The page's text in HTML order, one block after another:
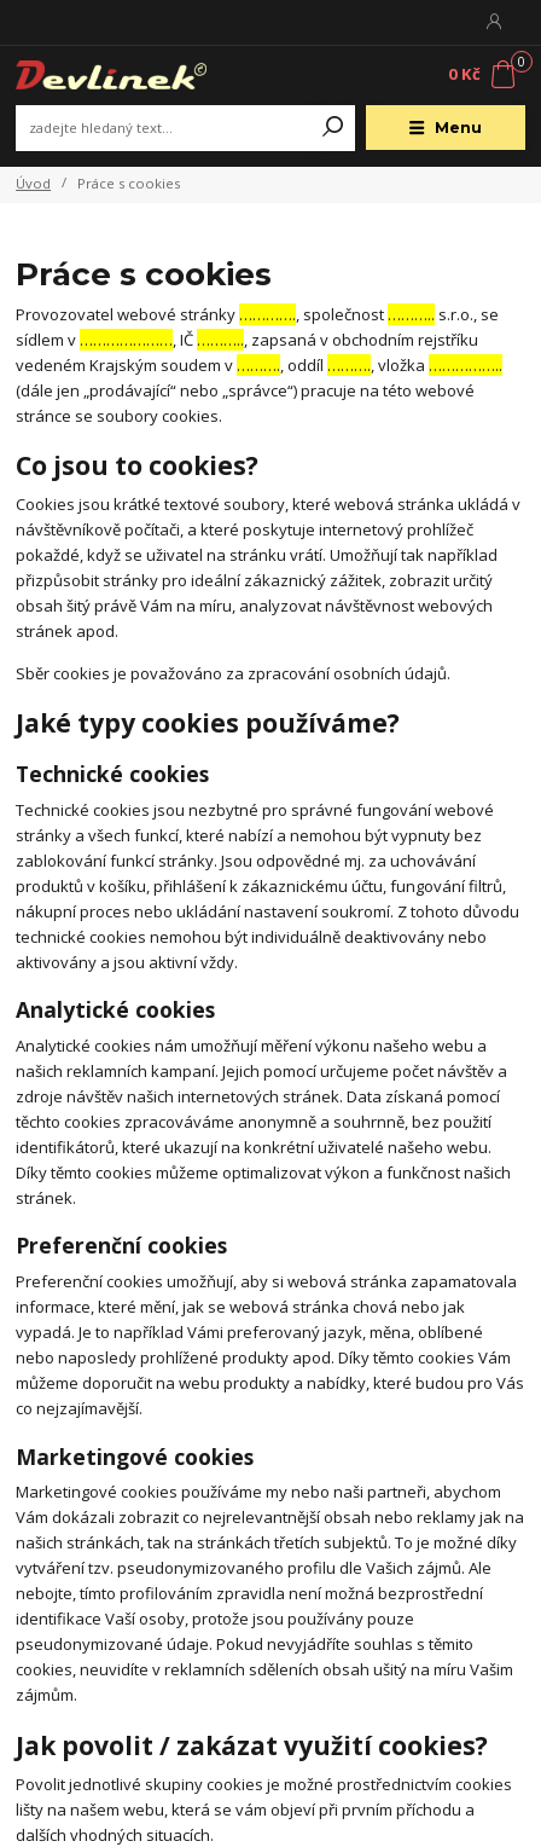
Menu
0
0 Kč
Úvod Práce s cookies
Práce s cookies
Provozovatel webové stránky …………. , společnost ……….. s.r.o., se
sídlem v ………………… , IČ ……….. , zapsaná v obchodním rejstříku
vedeném Krajským soudem v ………. , oddíl ………. , vložka ……………..
(dále jen „prodávající“ nebo „správce“) pracuje na této webové
stránce se soubory cookies.
Co jsou to cookies?
Cookies jsou krátké textové soubory, které webová stránka ukládá v
návštěvníkově počítači, a které poskytuje internetový prohlížeč
pokaždé, když se uživatel na stránku vrátí. Umožňují tak například
přizpůsobit stránky pro ideální zákaznický zážitek, zobrazit určitý
obsah šitý právě Vám na míru, analyzovat návštěvnost webových
stránek apod.
Sběr cookies je považováno za zpracování osobních údajů.
Jaké typy cookies používáme?
Technické cookies
Technické cookies jsou nezbytné pro správné fungování webové
stránky a všech funkcí, které nabízí a nemohou být vypnuty bez
zablokování funkcí stránky. Jsou odpovědné mj. za uchovávání
produktů v košíku, přihlášení k zákaznickému účtu, fungování filtrů,
nákupní proces nebo ukládání nastavení soukromí. Z tohoto důvodu
technické cookies nemohou být individuálně deaktivovány nebo
aktivovány a jsou aktivní vždy.
Analytické cookies
Analytické cookies nám umožňují měření výkonu našeho webu a
našich reklamních kampaní. Jejich pomocí určujeme počet návštěv a
zdroje návštěv našich internetových stránek. Data získaná pomocí
těchto cookies zpracováváme anonymně a souhrnně, bez použití
identifikátorů, které ukazují na konkrétní uživatelé našeho webu.
Díky těmto cookies můžeme optimalizovat výkon a funkčnost našich
stránek.
Preferenční cookies
Preferenční cookies umožňují, aby si webová stránka zapamatovala
informace, které mění, jak se webová stránka chová nebo jak
vypadá. Je to například Vámi preferovaný jazyk, měna, oblíbené
nebo naposledy prohlížené produkty apod. Díky těmto cookies Vám
můžeme doporučit na webu produkty a nabídky, které budou pro Vás
co nejzajímavější.
Marketingové cookies
Marketingové cookies používáme my nebo naši partneři, abychom
Vám dokázali zobrazit co nejrelevantnější obsah nebo reklamy jak na
našich stránkách, tak na stránkách třetích subjektů. To je možné díky
vytváření tzv. pseudonymizovaného profilu dle Vašich zájmů. Ale
nebojte, tímto profilováním zpravidla není možná bezprostřední
identifikace Vaší osoby, protože jsou používány pouze
pseudonymizované údaje. Pokud nevyjádříte souhlas s těmito
cookies, neuvidíte v reklamních sděleních obsah ušitý na míru Vašim
zájmům.
Jak povolit / zakázat využití cookies?
Povolit jednotlivé skupiny cookies je možné prostřednictvím cookies
lišty na našem webu, která se vám objeví při prvním příchodu a
dalších vhodných situacích.